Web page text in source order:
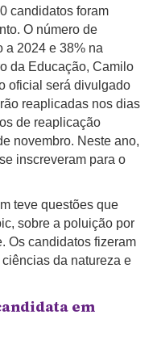
candidatos foram
O número de
a 2024 e 38% na
da Educação, Camilo
oficial será divulgado
reaplicadas nos dias
de reaplicação
novembro. Neste ano,
inscreveram para o
teve questões que
sobre a poluição por
Os candidatos fizeram
da natureza e
em